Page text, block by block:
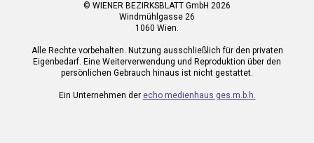
© WIENER BEZIRKSBLATT GmbH 2026
Windmühlgasse 26
1060 Wien.
Alle Rechte vorbehalten. Nutzung ausschließlich für den privaten
Eigenbedarf. Eine Weiterverwendung und Reproduktion über den
persönlichen Gebrauch hinaus ist nicht gestattet.
Ein Unternehmen der echo medienhaus ges.m.b.h.